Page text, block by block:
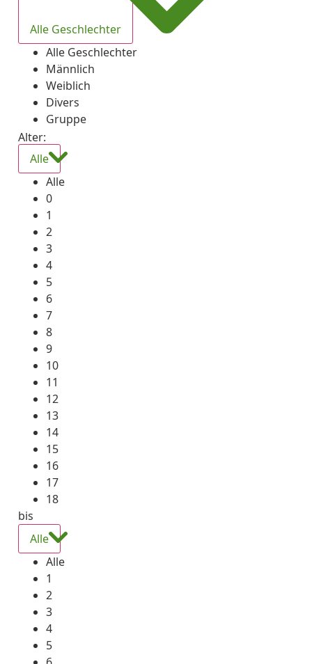
Alle Geschlechter
Alle Geschlechter
Männlich
Weiblich
Divers
Gruppe
Alter:
Alle
Alle
0
1
2
3
4
5
6
7
8
9
10
11
12
13
14
15
16
17
18
bis
Alle
Alle
1
2
3
4
5